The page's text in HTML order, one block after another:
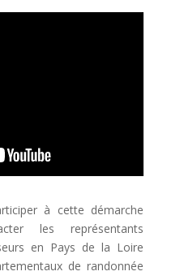
à cette démarche
les représentants
en Pays de la Loire
de randonnée